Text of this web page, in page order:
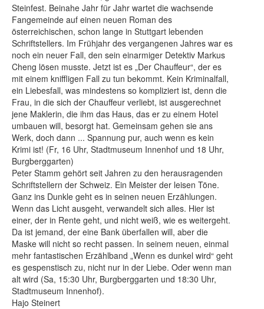
Steinfest. Beinahe Jahr für Jahr wartet die wachsende
Fangemeinde auf einen neuen Roman des
österreichischen, schon lange in Stuttgart lebenden
Schriftstellers. Im Frühjahr des vergangenen Jahres war es
noch ein neuer Fall, den sein einarmiger Detektiv Markus
Cheng lösen musste. Jetzt ist es „Der Chauffeur“, der es
mit einem kniffligen Fall zu tun bekommt. Kein Kriminalfall,
ein Liebesfall, was mindestens so kompliziert ist, denn die
Frau, in die sich der Chauffeur verliebt, ist ausgerechnet
jene Maklerin, die ihm das Haus, das er zu einem Hotel
umbauen will, besorgt hat. Gemeinsam gehen sie ans
Werk, doch dann ... Spannung pur, auch wenn es kein
Krimi ist! (Fr, 16 Uhr, Stadtmuseum Innenhof und 18 Uhr,
Burgberggarten)
Peter Stamm gehört seit Jahren zu den herausragenden
Schriftstellern der Schweiz. Ein Meister der leisen Töne.
Ganz ins Dunkle geht es in seinen neuen Erzählungen.
Wenn das Licht ausgeht, verwandelt sich alles. Hier ist
einer, der in Rente geht, und nicht weiß, wie es weitergeht.
Da ist jemand, der eine Bank überfallen will, aber die
Maske will nicht so recht passen. In seinem neuen, einmal
mehr fantastischen Erzählband „Wenn es dunkel wird“ geht
es gespenstisch zu, nicht nur in der Liebe. Oder wenn man
alt wird (Sa, 15:30 Uhr, Burgberggarten und 18:30 Uhr,
Stadtmuseum Innenhof).
Hajo Steinert